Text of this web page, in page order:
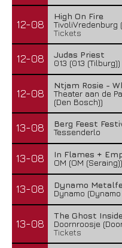
12-08
High On Fire
TivoliVredenburg
Tickets
12-08
Judas Priest
013 (013 (Tilburg))
12-08
Ntjam Rosie -
Theater aan de
(Den Bosch))
13-08
Berg Feest
Tessenderlo
13-08
In Flames +
OM (OM (Seraing))
13-08
Dynamo
Dynamo
13-08
The Ghost
Doornroosje
Tickets